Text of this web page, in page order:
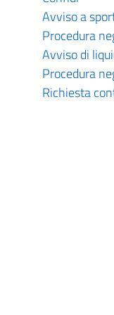
Avviso a
Procedura
Avviso di
Procedura
Richiesta